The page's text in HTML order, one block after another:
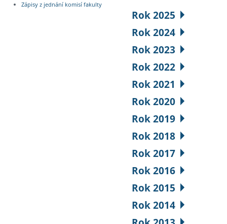
Zápisy z jednání komisí fakulty
Rok 2025
Rok 2024
Rok 2023
Rok 2022
Rok 2021
Rok 2020
Rok 2019
Rok 2018
Rok 2017
Rok 2016
Rok 2015
Rok 2014